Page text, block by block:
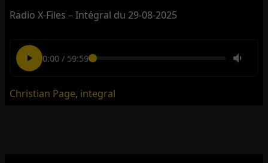
Radio X-Files – Intégral du 29-08-2025
0:00/ 59:59
Christian Page, integral